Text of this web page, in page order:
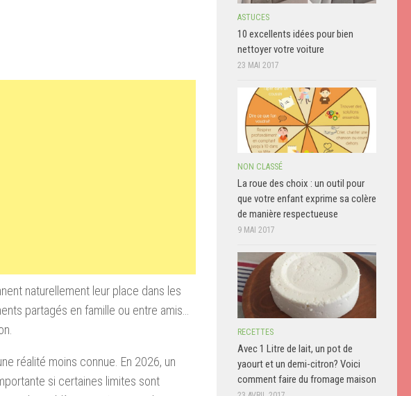
naturellement leur place dans les
partagés en famille ou entre amis…
réalité moins connue. En 2026, un
si certaines limites sont
ASTUCES
10 excellents idées pour bien
nettoyer votre voiture
23 MAI 2017
NON CLASSÉ
La roue des choix : un outil pour
que votre enfant exprime sa colère
de manière respectueuse
9 MAI 2017
RECETTES
Avec 1 Litre de lait, un pot de
yaourt et un demi-citron? Voici
comment faire du fromage maison